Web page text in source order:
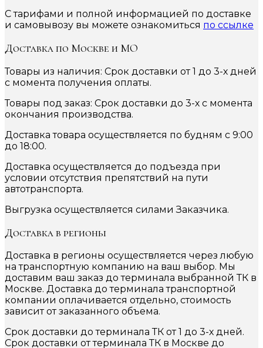
С тарифами и полной информацией по доставке
и самовывозу вы можете ознакомиться по ссылке
Доставка по Москве и МО
Товары из наличия: Срок доставки от 1 до 3-х дней
с момента получения оплаты.
Товары под заказ: Срок доставки до 3-х с момента
окончания производства.
Доставка товара осуществляется по будням с 9:00
до 18:00.
Доставка осуществляется до подъезда при
условии отсутствия препятствий на пути
автотранспорта.
Выгрузка осуществляется силами Заказчика.
Доставка в регионы
Доставка в регионы осуществляется через любую
на транспортную компанию на ваш выбор. Мы
доставим ваш заказ до терминала выбранной ТК в
Москве. Доставка до терминала транспортной
компании оплачивается отдельно, стоимость
зависит от заказанного объема.
Срок доставки до терминала ТК от 1 до 3-х дней.
Срок доставки от терминала ТК в Москве до